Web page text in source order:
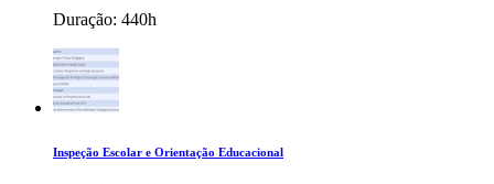
Duração: 440h
Inspeção Escolar e Orientação Educacional